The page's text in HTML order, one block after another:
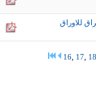
للاوراق
16 17 18